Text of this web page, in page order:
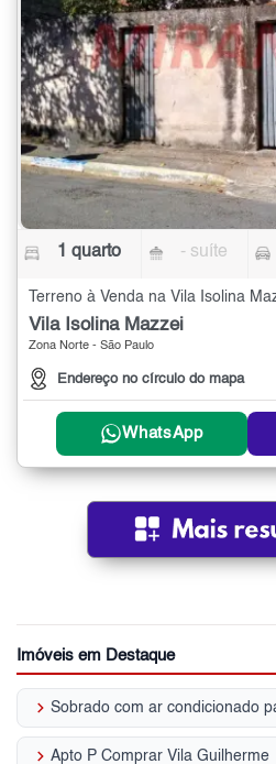
1 quarto - suíte
Terreno à Venda na Vila Isolina
Vila Isolina Mazzei
Zona Norte - São Paulo
Endereço no círculo do mapa
WhatsApp
Imóveis em Destaque
keyboard_arrow_right
keyboard_arrow_right Apto P Comprar Vila Guilherme